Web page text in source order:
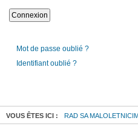
Mot de passe oublié ?
Identifiant oublié ?
VOUS ÊTES ICI : RAD SA